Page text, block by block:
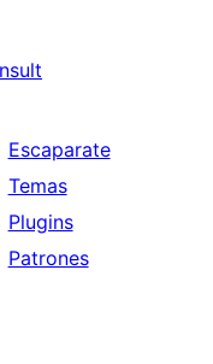
Escaparate
Temas
Plugins
Patrones